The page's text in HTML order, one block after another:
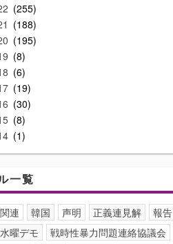
255
188
195
8
6
19
30
8
1
一覧
連 韓国 声明 正義連見解
報告
曜デモ
戦時性暴力問題連絡協議会